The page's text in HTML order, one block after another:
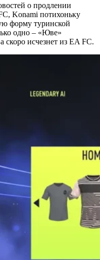
о продлении
Konami потихоньку
форму туринской
одно – «Юве»
скоро исчезнет из EA FC.